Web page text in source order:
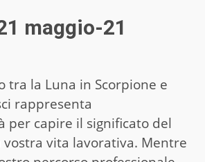
maggio-21
tra la Luna in Scorpione e
rappresenta
per capire il significato del
vostra vita lavorativa. Mentre